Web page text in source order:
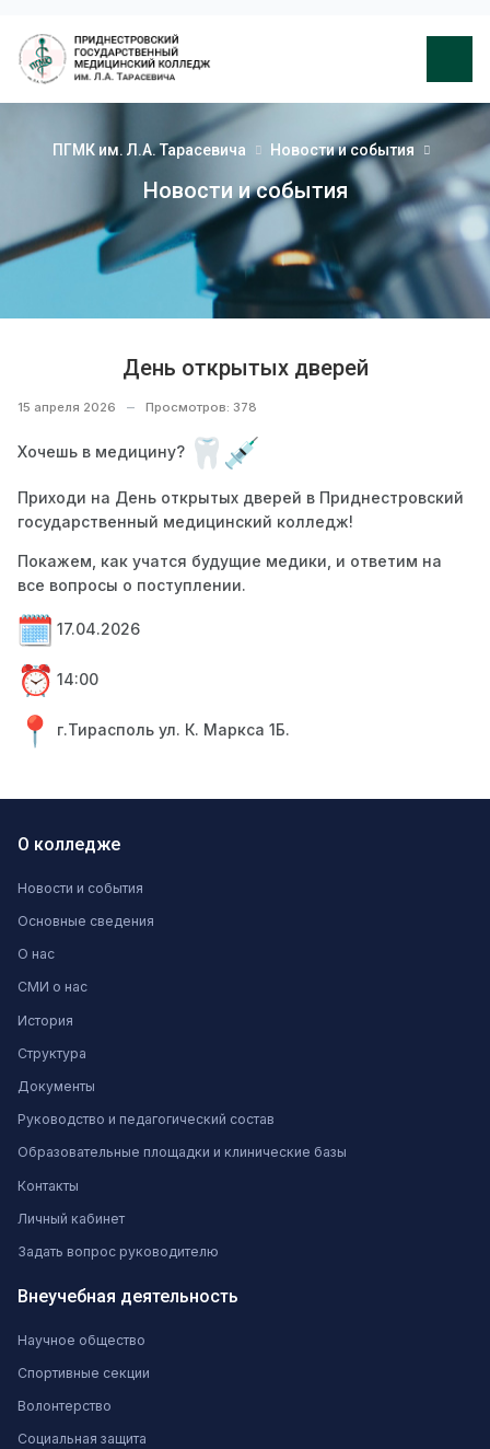
ПГМК им. Л.А. Тарасевича Новости и события
Новости и события
День открытых дверей
15 апреля 2026 Просмотров: 378
Хочешь в медицину?
Приходи на День открытых дверей в Приднестровский
государственный медицинский колледж!
Покажем, как учатся будущие медики, и ответим на
все вопросы о поступлении.
17.04.2026
14:00
г.Тирасполь ул. К. Маркса 1Б.
О колледже
Новости и события
Основные сведения
О нас
СМИ о нас
История
Структура
Документы
Руководство и педагогический состав
Образовательные площадки и клинические базы
Контакты
Личный кабинет
Задать вопрос руководителю
Внеучебная деятельность
Научное общество
Спортивные секции
Волонтерство
Социальная защита